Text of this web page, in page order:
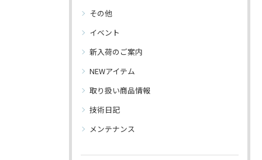
その他
イベント
新入荷のご案内
NEWアイテム
取り扱い商品情報
技術日記
メンテナンス